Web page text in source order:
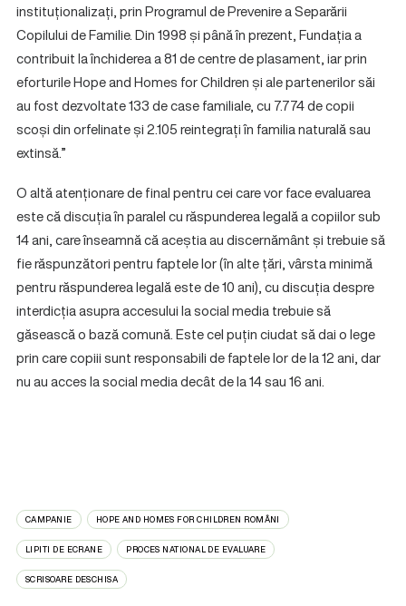
instituționalizați, prin Programul de Prevenire a Separării
Copilului de Familie. Din 1998 și până în prezent, Fundația a
contribuit la închiderea a 81 de centre de plasament, iar prin
eforturile Hope and Homes for Children și ale partenerilor săi
au fost dezvoltate 133 de case familiale, cu 7.774 de copii
scoși din orfelinate și 2.105 reintegrați în familia naturală sau
extinsă.”
O altă atenționare de final pentru cei care vor face evaluarea
este că discuția în paralel cu răspunderea legală a copiilor sub
14 ani, care înseamnă că aceștia au discernământ și trebuie să
fie răspunzători pentru faptele lor (în alte țări, vârsta minimă
pentru răspunderea legală este de 10 ani), cu discuția despre
interdicția asupra accesului la social media trebuie să
găsească o bază comună. Este cel puțin ciudat să dai o lege
prin care copiii sunt responsabili de faptele lor de la 12 ani, dar
nu au acces la social media decât de la 14 sau 16 ani.
CAMPANIE HOPE AND HOMES FOR CHILDREN ROMÂNI
LIPITI DE ECRANE PROCES NATIONAL DE EVALUARE
SCRISOARE DESCHISA